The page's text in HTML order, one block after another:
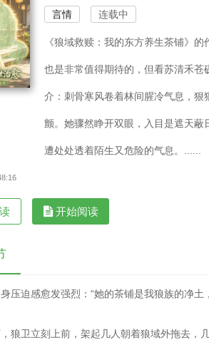
言情 连载中
《狼域救赎：我的东方养生茶铺》
也是非常值得期待的，但看苏清禾
介：刺骨寒风卷着林间腥冷气息，
颤。她骤然睁开双眼，入目是遮天
遭处处透着陌生又危险的气息。......
开始阅读
压迫感愈发强烈：“她的茶铺是我狼族的净
狼卫立刻上前，架起几人朝着狼域外拖去，